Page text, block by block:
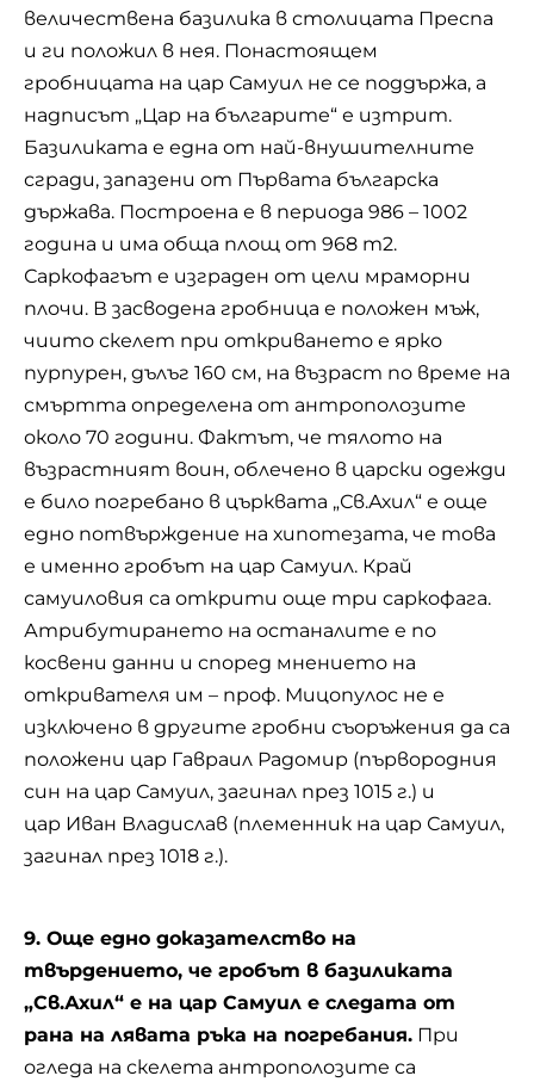
величествена базилика в столицата Преспа
и ги положил в нея. Понастоящем
гробницата на цар Самуил не се поддържа, а
надписът „Цар на българите“ е изтрит.
Базиликата е една от най-внушителните
сгради, запазени от Първата българска
държава. Построена е в периода 986 – 1002
година и има обща площ от 968 m2.
Саркофагът е изграден от цели мраморни
плочи. В засводена гробница е положен мъж,
чиито скелет при откриването е ярко
пурпурен, дълъг 160 см, на възраст по време на
смъртта определена от антрополозите
около 70 години. Фактът, че тялото на
възрастният воин, облечено в царски одежди
е било погребано в църквата „Св.Ахил“ е още
едно потвърждение на хипотезата, че това
е именно гробът на цар Самуил. Край
самуиловия са открити още три саркофага.
Атрибутирането на останалите е по
косвени данни и според мнението на
откривателя им – проф. Мицопулос не е
изключено в другите гробни съоръжения да са
положени цар Гавраил Радомир (първородния
син на цар Самуил, загинал през 1015 г.) и
цар Иван Владислав (племенник на цар Самуил,
загинал през 1018 г.).
9. Още едно доказателство на
твърдението, че гробът в базиликата
„Св.Ахил“ е на цар Самуил е следата от
рана на лявата ръка на погребания. При
огледа на скелета антрополозите са